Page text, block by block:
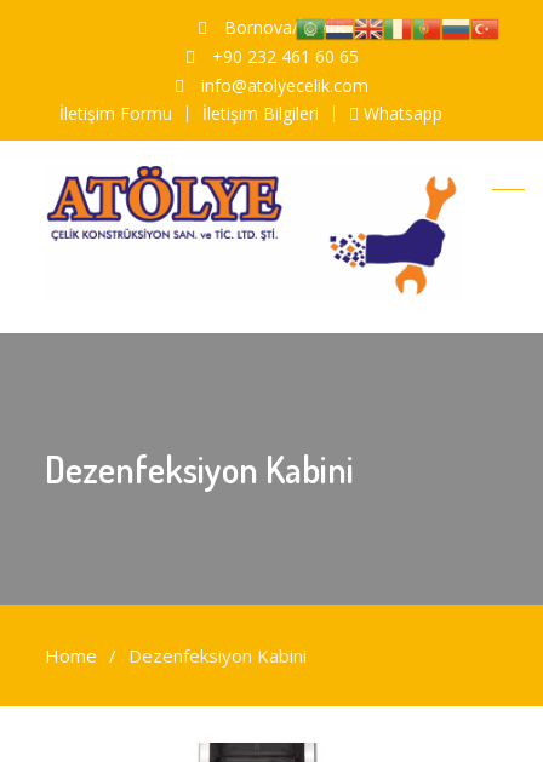
Bornova/İZMİR
+90 232 461 60 65
info@atolyecelik.com
İletişim Formu
İletişim Bilgileri Whatsapp
Dezenfeksiyon Kabini
Home Dezenfeksiyon Kabini